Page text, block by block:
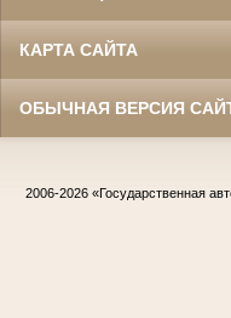
КАРТА САЙТА
ОБЫЧНАЯ ВЕРСИЯ
2006-2026 «Государственная